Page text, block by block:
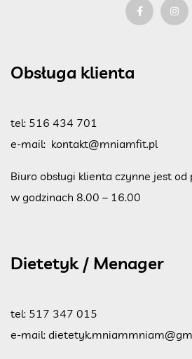
Obsługa klienta
tel: 516 434 701
e-mail: kontakt@mniamfit.pl
Biuro obsługi klienta czynne jest od
w godzinach 8.00 – 16.00
Dietetyk / Menager
tel: 517 347 015
e-mail: